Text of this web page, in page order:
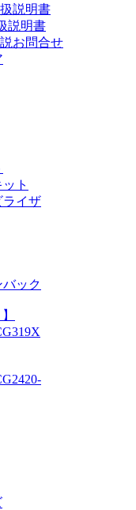
説明書
説明書
お問合せ
ト
ライザ
ック